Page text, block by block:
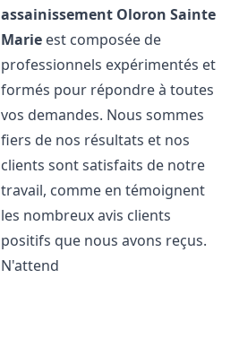
assainissement Oloron Sainte
Marie est composée de
professionnels expérimentés et
formés pour répondre à toutes
vos demandes. Nous sommes
fiers de nos résultats et nos
clients sont satisfaits de notre
travail, comme en témoignent
les nombreux avis clients
positifs que nous avons reçus.
N'attend